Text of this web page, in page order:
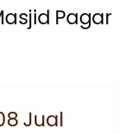
Pagar
Jual